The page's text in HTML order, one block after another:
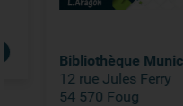
Bibliothèque
12 rue Jules Ferry
54 570 Foug